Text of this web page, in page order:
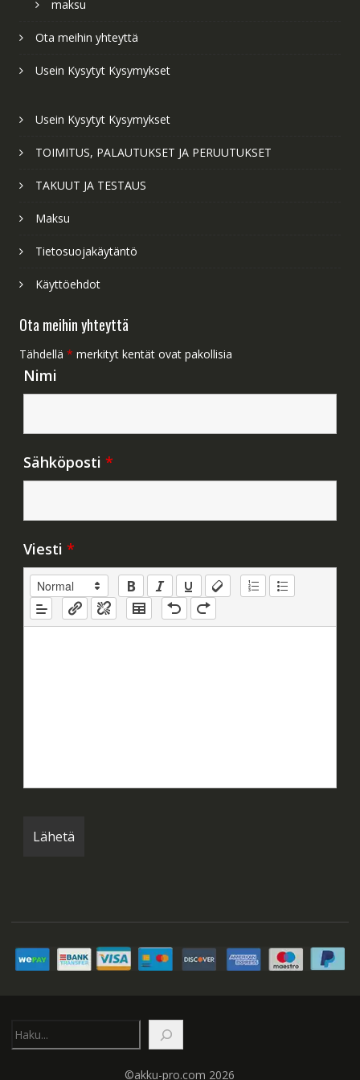
maksu
Ota meihin yhteyttä
Usein Kysytyt Kysymykset
Usein Kysytyt Kysymykset
TOIMITUS, PALAUTUKSET JA PERUUTUKSET
TAKUUT JA TESTAUS
Maksu
Tietosuojakäytäntö
Käyttöehdot
Ota meihin yhteyttä
Tähdellä * merkityt kentät ovat pakollisia
Nimi
Sähköposti *
Viesti *
©akku-pro.com 2026